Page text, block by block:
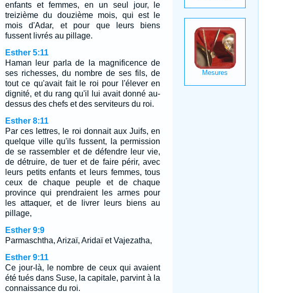
enfants et femmes, en un seul jour, le
treizième du douzième mois, qui est le
mois d'Adar, et pour que leurs biens
fussent livrés au pillage.
Esther 5:11
Haman leur parla de la magnificence de
ses richesses, du nombre de ses fils, de
tout ce qu'avait fait le roi pour l'élever en
dignité, et du rang qu'il lui avait donné au-
dessus des chefs et des serviteurs du roi.
Esther 8:11
Par ces lettres, le roi donnait aux Juifs, en
quelque ville qu'ils fussent, la permission
de se rassembler et de défendre leur vie,
de détruire, de tuer et de faire périr, avec
leurs petits enfants et leurs femmes, tous
ceux de chaque peuple et de chaque
province qui prendraient les armes pour
les attaquer, et de livrer leurs biens au
pillage,
Esther 9:9
Parmaschtha, Arizaï, Aridaï et Vajezatha,
Esther 9:11
Ce jour-là, le nombre de ceux qui avaient
été tués dans Suse, la capitale, parvint à la
connaissance du roi.